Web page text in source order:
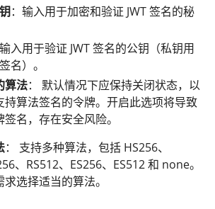
：输入用于加密和验证 JWT 签名的秘
入用于验证 JWT 签名的公钥（私钥用
名）。
算法： 默认情况下应保持关闭状态，以
持算法签名的令牌。开启此选项将导致
名，存在安全风险。
： 支持多种算法，包括 HS256、
、RS512、ES256、ES512 和 none。
选择适当的算法。